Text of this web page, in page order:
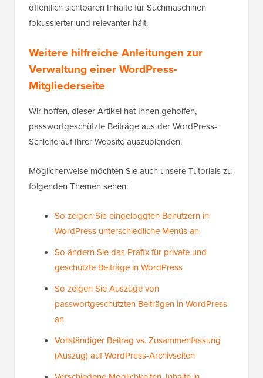
öffentlich sichtbaren Inhalte für Suchmaschinen
fokussierter und relevanter hält.
Weitere hilfreiche Anleitungen zur
Verwaltung einer WordPress-
Mitgliederseite
Wir hoffen, dieser Artikel hat Ihnen geholfen,
passwortgeschützte Beiträge aus der WordPress-
Schleife auf Ihrer Website auszublenden.
Möglicherweise möchten Sie auch unsere Tutorials zu
folgenden Themen sehen:
So zeigen Sie eingeloggten Benutzern in
WordPress unterschiedliche Menüs an
So ändern Sie das Präfix für private und
geschützte Beiträge in WordPress
So zeigen Sie Auszüge von
passwortgeschützten Beiträgen in WordPress
an
Vollständiger Beitrag vs. Zusammenfassung
(Auszug) auf WordPress-Archivseiten